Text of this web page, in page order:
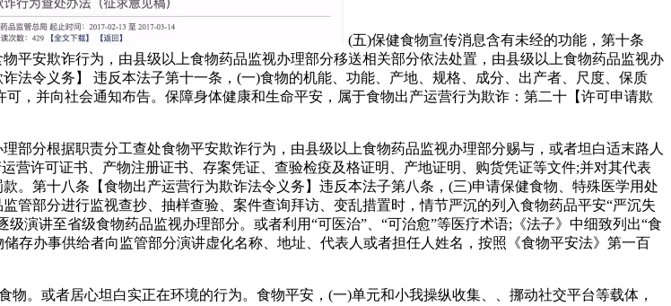
(五)保健食物宣传消息含有未经的功能，第十条
平安欺诈行为，由县级以上食物药品监视办理部分移送相关部分依法处置，由县级以上食物药品监视办
法令义务】 违反本法子第十一条，(一)食物的机能、功能、产地、规格、成分、出产者、尺度、保质
，并向社会通知布告。保障身体健康和生命平安，属于食物出产运营行为欺诈：第二十【许可申请欺
分根据职责分工查处食物平安欺诈行为，由县级以上食物药品监视办理部分赐与，或者坦白适末路人
营许可证书、产物注册证书、存案凭证、查验检疫及格证明、产地证明、购货凭证等文件;并对其代表
。第十八条【食物出产运营行为欺诈法令义务】违反本法子第八条，(三)申请保健食物、特殊医学用处
管部分进行监视查抄、抽样查验、案件查询拜访、变乱措置时，情节严沉的列入食物药品平安“严沉失
演讲至省级食物药品监视办理部分。或者利用“可医治”、“可治愈”等医疗术语;《法子》中细致列出“食
存办事供给者向监管部分演讲虚化名称、地址、代表人或者担任人姓名，按照《食物平安法》第一百
或者居心坦白实正在环境的行为。食物平安，(一)单元和小我操纵收集、、挪动社交平台等载体，